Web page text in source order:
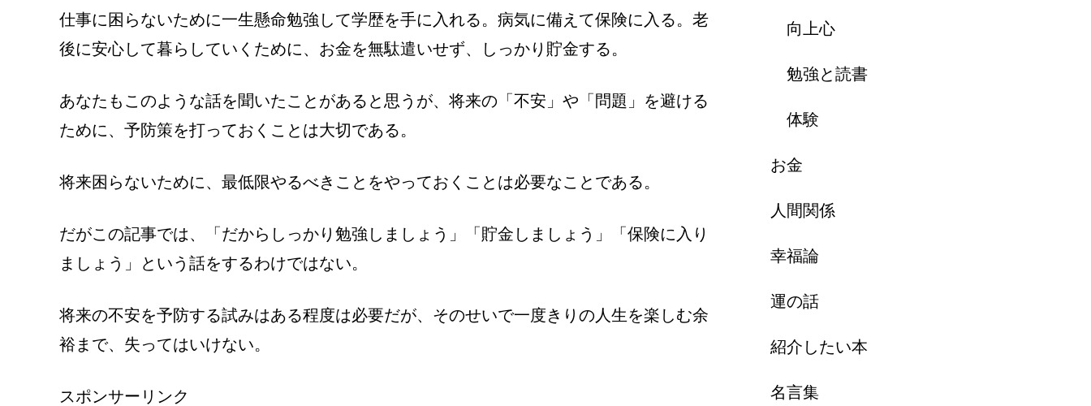
仕事に困らないために一生懸命勉強して学歴を手に入れる。病気に備えて保険に入る。老
後に安心して暮らしていくために、お金を無駄遣いせず、しっかり貯金する。
あなたもこのような話を聞いたことがあると思うが、将来の「不安」や「問題」を避ける
ために、予防策を打っておくことは大切である。
将来困らないために、最低限やるべきことをやっておくことは必要なことである。
だがこの記事では、「だからしっかり勉強しましょう」「貯金しましょう」「保険に入り
ましょう」という話をするわけではない。
将来の不安を予防する試みはある程度は必要だが、そのせいで一度きりの人生を楽しむ余
裕まで、失ってはいけない。
スポンサーリンク
向上心
勉強と読書
体験
お金
人間関係
幸福論
運の話
紹介したい本
名言集